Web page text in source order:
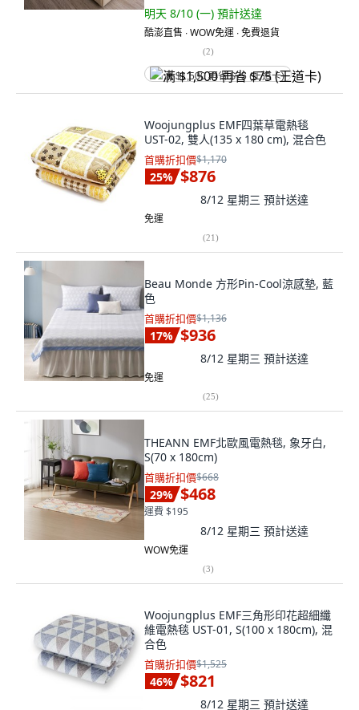
明天 8/10 (一) 預計送達
酷澎直售 ∙ WOW免運 ∙ 免費退貨
(2)
满 $1,500 再省 $75 (王道卡)
Woojungplus EMF四葉草電熱毯
UST-02, 雙人(135 x 180 cm), 混合色
首購折扣價$1,170
25% $876
8/12 星期三 預計送達
免運
(21)
Beau Monde 方形Pin-Cool涼感墊, 藍
色
首購折扣價$1,136
17% $936
8/12 星期三 預計送達
免運
(25)
THEANN EMF北歐風電熱毯, 象牙白,
S(70 x 180cm)
首購折扣價$668
29% $468
運費 $195
8/12 星期三 預計送達
WOW免運
(3)
Woojungplus EMF三角形印花超細纖
維電熱毯 UST-01, S(100 x 180cm), 混
合色
首購折扣價$1,525
46% $821
8/12 星期三 預計送達